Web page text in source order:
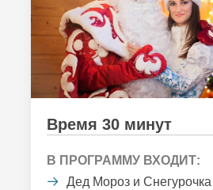
Время 30 минут
В ПРОГРАММУ ВХОДИТ:
Дед Мороз и